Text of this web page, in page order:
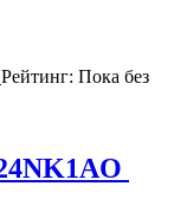
Рейтинг: Пока без